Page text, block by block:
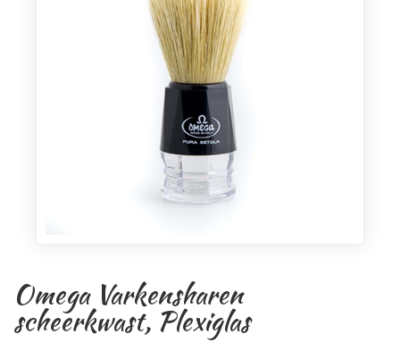
Omega Varkensharen
scheerkwast, Plexiglas